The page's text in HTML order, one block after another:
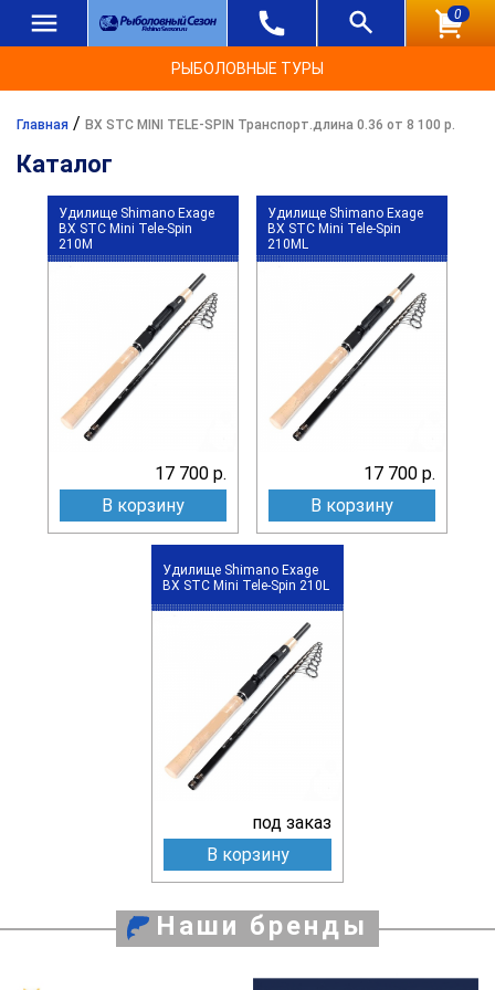
0
РЫБОЛОВНЫЕ ТУРЫ
Главная / BX STC MINI TELE-SPIN Транспорт.длина 0.36 от 8 100 р.
Каталог
Удилище Shimano Exage
BX STC Mini Tele-Spin
210M
17 700 р.
В корзину
Удилище Shimano Exage
BX STC Mini Tele-Spin
210ML
17 700 р.
В корзину
Удилище Shimano Exage
BX STC Mini Tele-Spin 210L
под заказ
В корзину
Наши бренды